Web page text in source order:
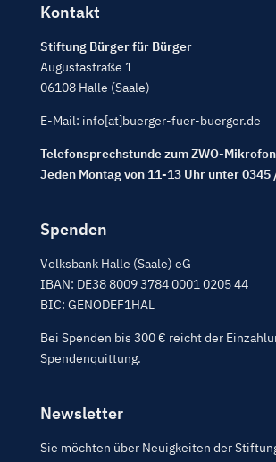
Kontakt
Stiftung Bürger für Bürger
Augustastraße 1
06108 Halle (Saale)
E-Mail: info[at]buerger-fuer-buerger.de
Telefonsprechstunde zum ZWO-
Jeden Montag von 11-13 Uhr unter 0345
Spenden
Volksbank Halle (Saale) eG
IBAN: DE38 8009 3784 0001 0205 44
BIC: GENODEF1HAL
Bei Spenden bis 300 € reicht der
Spendenquittung.
Newsletter
Sie möchten über Neuigkeiten der